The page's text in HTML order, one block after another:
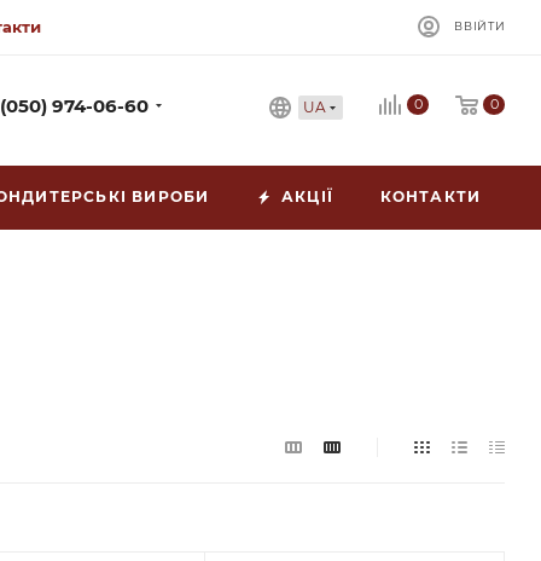
ВВІЙТИ
974-06-60 UA 0 0
ВИРОБИ АКЦІЇ КОНТАКТИ